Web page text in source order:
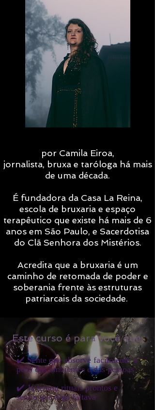
por Camila Eiroa,
jornalista, bruxa e taróloga há mais
de uma década.
É fundadora da Casa La Reina,
escola de bruxaria e espaço
terapêutico que existe há mais de 6
anos em São Paulo, e Sacerdotisa
do Clã Senhora dos Mistérios.
Acredita que a bruxaria é um
caminho de retomada de poder e
soberania frente às estruturas
patriarcais da sociedade.
Este curso é para você que:
✔️ Sente que absorve facilmente o
peso dos ambientes e das pessoas
✔️ Já tentou rituais prontos e
sentiu que algo faltava